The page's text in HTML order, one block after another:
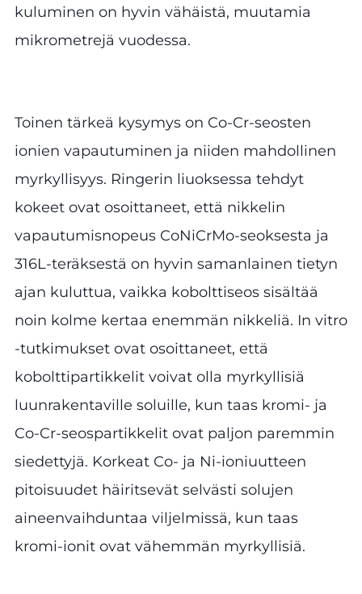
kuluminen on hyvin vähäistä, muutamia
mikrometrejä vuodessa.
Toinen tärkeä kysymys on Co-Cr-seosten
ionien vapautuminen ja niiden mahdollinen
myrkyllisyys. Ringerin liuoksessa tehdyt
kokeet ovat osoittaneet, että nikkelin
vapautumisnopeus CoNiCrMo-seoksesta ja
316L-teräksestä on hyvin samanlainen tietyn
ajan kuluttua, vaikka kobolttiseos sisältää
noin kolme kertaa enemmän nikkeliä. In vitro
-tutkimukset ovat osoittaneet, että
kobolttipartikkelit voivat olla myrkyllisiä
luunrakentaville soluille, kun taas kromi- ja
Co-Cr-seospartikkelit ovat paljon paremmin
siedettyjä. Korkeat Co- ja Ni-ioniuutteen
pitoisuudet häiritsevät selvästi solujen
aineenvaihduntaa viljelmissä, kun taas
kromi-ionit ovat vähemmän myrkyllisiä.